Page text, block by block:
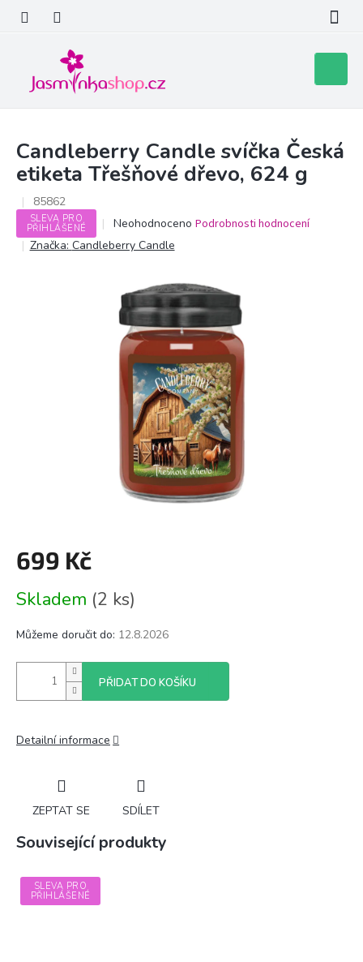
obsah
košík
Candleberry Candle svíčka Česká
etiketa Třešňové dřevo, 624 g
85862
SLEVA PRO
PŘIHLÁŠENÉ
Průměrné
hodnocení
produktu
5
hvězdiček.
Neohodnoceno Podrobnosti hodnocení
Značka: Candleberry Candle
699 Kč
cena:
Skladem (2 ks)
Můžeme doručit do: 12.8.2026
PŘIDAT DO KOŠÍKU
Detailní informace
ZEPTAT SE SDÍLET
Související produkty
SLEVA PRO
PŘIHLÁŠENÉ